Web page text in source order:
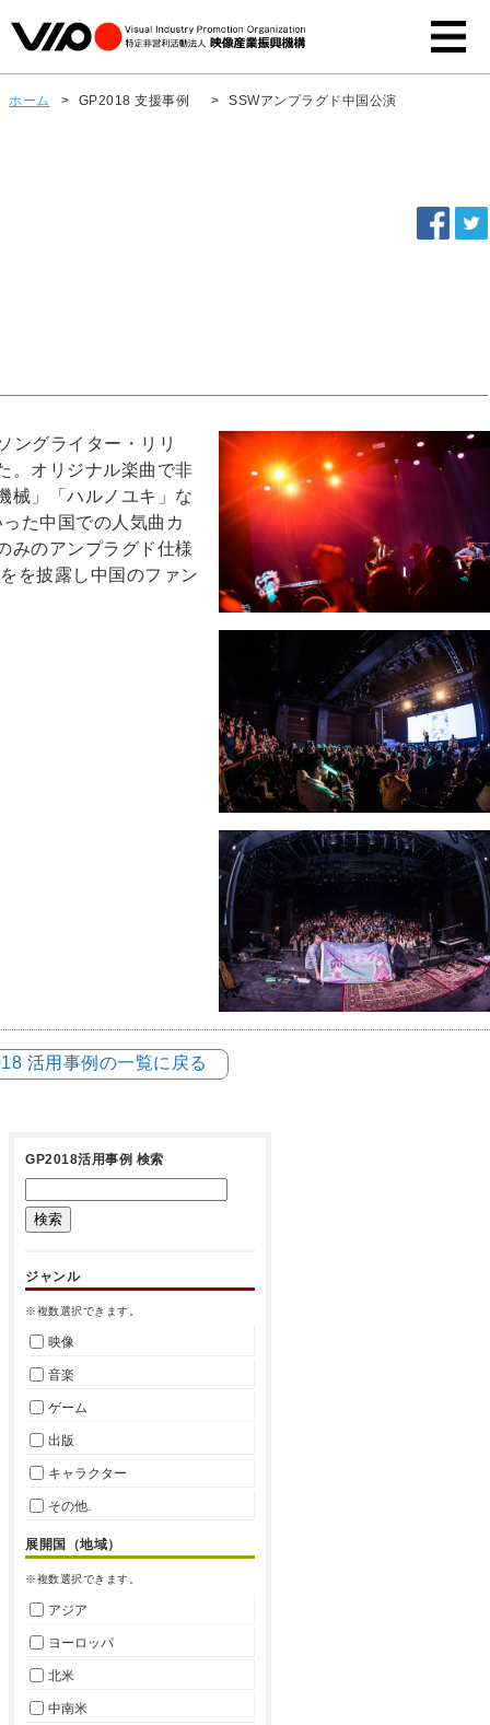
ホーム > GP2018 支援事例 > SSWアンプラグド中国公演
ングライター・リリ
。オリジナル楽曲で非
械」「ハルノユキ」な
た中国での人気曲カ
みのアンプラグド仕様
を披露し中国のファン
活用事例の一覧に戻る
GP2018活用事例 検索
ジャンル
※複数選択できます。
映像
音楽
ゲーム
出版
キャラクター
その他.
展開国（地域）
※複数選択できます。
アジア
ヨーロッパ
北米
中南米